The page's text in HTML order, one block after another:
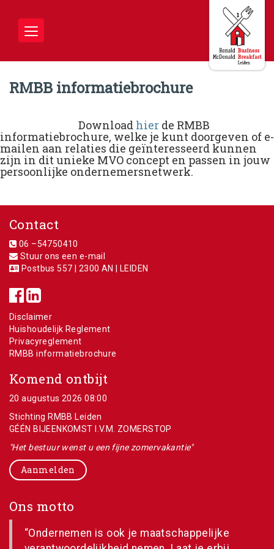
Toggle
navigation
RMBB informatiebrochure
Download hier de RMBB
informatiebrochure, welke je kunt doorgeven of e-
mailen aan relaties die geïnteresseerd kunnen
zijn in dit unieke MVO concept en passen in jouw
persoonlijke ondernemersnetwerk.
Contact
06 –54750410
Stuur ons een e-mail
Postbus 557 | 2300 AN | LEIDEN
Disclaimer
Huishoudelijk Reglement
Privacyreglement
RMBB informatiebrochure
Komend ontbijt
20 augustus 2026 08:00
Stichting RMBB Leiden
GÉÉN BIJEENKOMST I.V.M. ZOMERSTOP
"Het bestuur wenst u een fijne zomervakantie"
Aanmelden
Ons motto
“Ondernemen is ook je maatschappelijke